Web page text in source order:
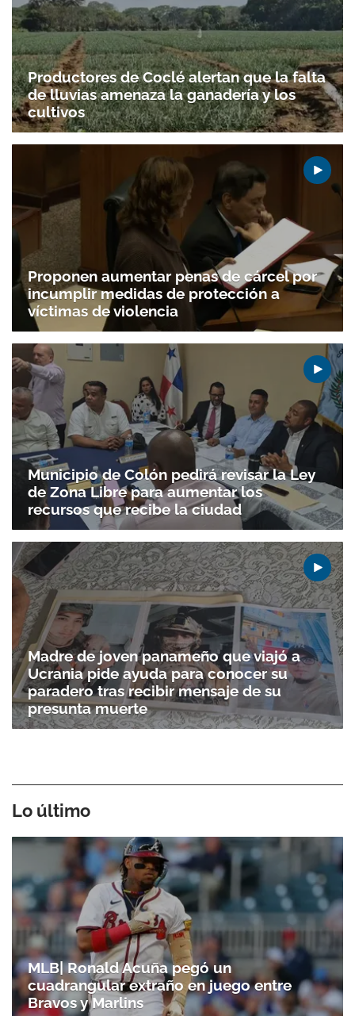
Gracias por suscribirte a nuestro boletín.
ACEPTAR
Productores de Coclé alertan que la falta
de lluvias amenaza la ganadería y los
cultivos
Proponen aumentar penas de cárcel por
incumplir medidas de protección a
víctimas de violencia
Municipio de Colón pedirá revisar la Ley
de Zona Libre para aumentar los
recursos que recibe la ciudad
Madre de joven panameño que viajó a
Ucrania pide ayuda para conocer su
paradero tras recibir mensaje de su
presunta muerte
Lo último
MLB| Ronald Acuña pegó un
cuadrangular extraño en juego entre
Bravos y Marlins